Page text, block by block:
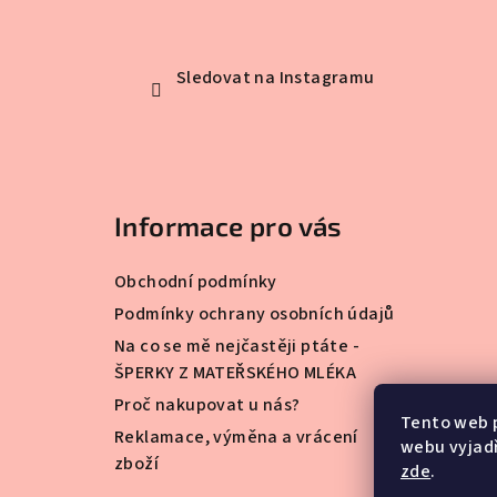
Tento web
webu
zde.
Sledovat na Instagramu
Informace pro vás
Obchodní podmínky
Podmínky ochrany osobních údajů
Na co se mě nejčastěji ptáte -
ŠPERKY Z MATEŘSKÉHO MLÉKA
Proč nakupovat u nás?
Reklamace, výměna a vrácení
zboží